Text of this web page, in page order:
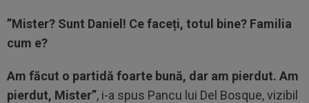
”Mister? Sunt Daniel! Ce faceți, totul bine? Familia
cum e?
Am făcut o partidă foarte bună, dar am pierdut. Am
pierdut, Mister”, i-a spus Pancu lui Del Bosque, vizibil